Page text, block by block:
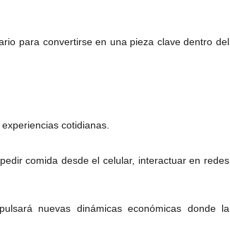
para convertirse en una pieza clave dentro del
cotidianas.
comida desde el celular, interactuar en redes
nuevas dinámicas económicas donde la